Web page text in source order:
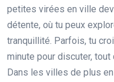
petites virées en ville
détente, où tu peux
tranquillité. Parfois, tu
minute pour discuter,
Dans les villes de plus